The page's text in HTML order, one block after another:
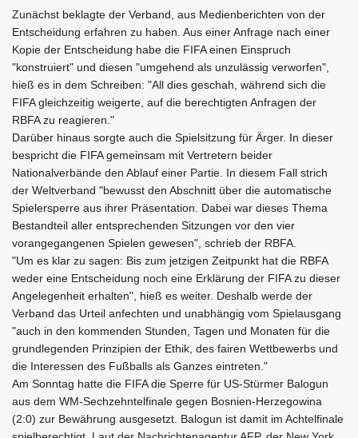
Zunächst beklagte der Verband, aus Medienberichten von der
Entscheidung erfahren zu haben. Aus einer Anfrage nach einer
Kopie der Entscheidung habe die FIFA einen Einspruch
"konstruiert" und diesen "umgehend als unzulässig verworfen",
hieß es in dem Schreiben: "All dies geschah, während sich die
FIFA gleichzeitig weigerte, auf die berechtigten Anfragen der
RBFA zu reagieren."
Darüber hinaus sorgte auch die Spielsitzung für Ärger. In dieser
bespricht die FIFA gemeinsam mit Vertretern beider
Nationalverbände den Ablauf einer Partie. In diesem Fall strich
der Weltverband "bewusst den Abschnitt über die automatische
Spielersperre aus ihrer Präsentation. Dabei war dieses Thema
Bestandteil aller entsprechenden Sitzungen vor den vier
vorangegangenen Spielen gewesen", schrieb der RBFA.
"Um es klar zu sagen: Bis zum jetzigen Zeitpunkt hat die RBFA
weder eine Entscheidung noch eine Erklärung der FIFA zu dieser
Angelegenheit erhalten", hieß es weiter. Deshalb werde der
Verband das Urteil anfechten und unabhängig vom Spielausgang
"auch in den kommenden Stunden, Tagen und Monaten für die
grundlegenden Prinzipien der Ethik, des fairen Wettbewerbs und
die Interessen des Fußballs als Ganzes eintreten."
Am Sonntag hatte die FIFA die Sperre für US-Stürmer Balogun
aus dem WM-Sechzehntelfinale gegen Bosnien-Herzegowina
(2:0) zur Bewährung ausgesetzt. Balogun ist damit im Achtelfinale